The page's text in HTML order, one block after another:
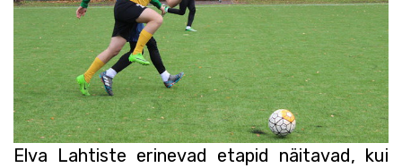
Elva Lahtiste erinevad etapid näitavad, kui